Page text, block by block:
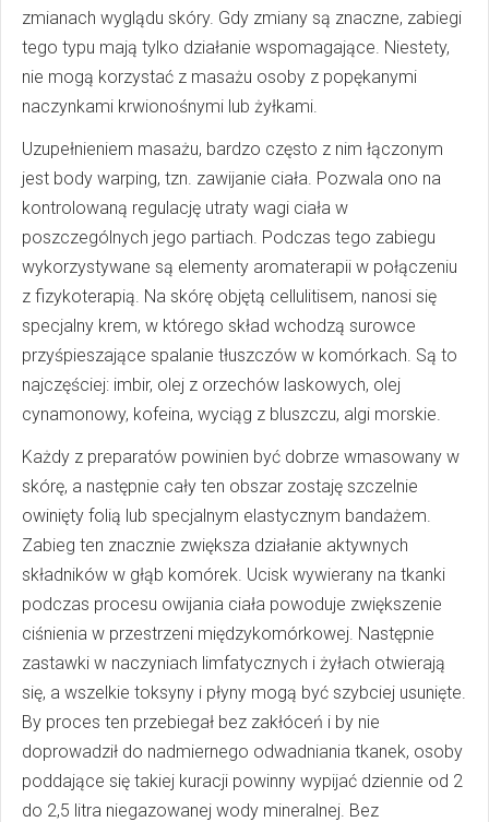
zmianach wyglądu skóry. Gdy zmiany są znaczne, zabiegi
tego typu mają tylko działanie wspomagające. Niestety,
nie mogą korzystać z masażu osoby z popękanymi
naczynkami krwionośnymi lub żyłkami.
Uzupełnieniem masażu, bardzo często z nim łączonym
jest body warping, tzn. zawijanie ciała. Pozwala ono na
kontrolowaną regulację utraty wagi ciała w
poszczególnych jego partiach. Podczas tego zabiegu
wykorzystywane są elementy aromaterapii w połączeniu
z fizykoterapią. Na skórę objętą cellulitisem, nanosi się
specjalny krem, w którego skład wchodzą surowce
przyśpieszające spalanie tłuszczów w komórkach. Są to
najczęściej: imbir, olej z orzechów laskowych, olej
cynamonowy, kofeina, wyciąg z bluszczu, algi morskie.
Każdy z preparatów powinien być dobrze wmasowany w
skórę, a następnie cały ten obszar zostaję szczelnie
owinięty folią lub specjalnym elastycznym bandażem.
Zabieg ten znacznie zwiększa działanie aktywnych
składników w głąb komórek. Ucisk wywierany na tkanki
podczas procesu owijania ciała powoduje zwiększenie
ciśnienia w przestrzeni międzykomórkowej. Następnie
zastawki w naczyniach limfatycznych i żyłach otwierają
się, a wszelkie toksyny i płyny mogą być szybciej usunięte.
By proces ten przebiegał bez zakłóceń i by nie
doprowadził do nadmiernego odwadniania tkanek, osoby
poddające się takiej kuracji powinny wypijać dziennie od 2
do 2,5 litra niegazowanej wody mineralnej. Bez